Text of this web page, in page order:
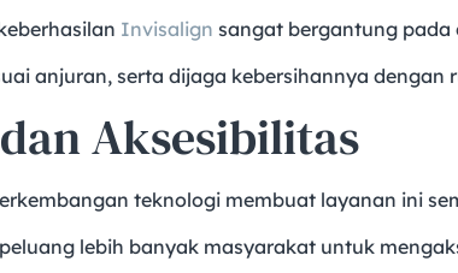
Invisalign sangat bergantung pada
anjuran, serta dijaga kebersihannya
Aksesibilitas
teknologi membuat layanan ini
lebih banyak masyarakat untuk